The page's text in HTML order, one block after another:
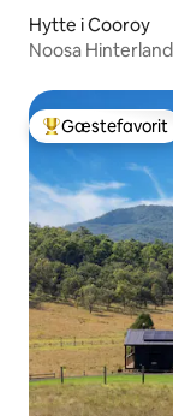
Hytte i Cooroy
Noosa
Bedste
Gæstefavorit